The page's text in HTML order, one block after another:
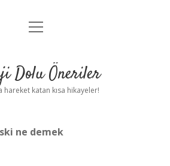
Anasayfa
Yasal Uyarı
menüyü
Dolu Öneriler
hareket katan kısa hikayeler!
ne demek